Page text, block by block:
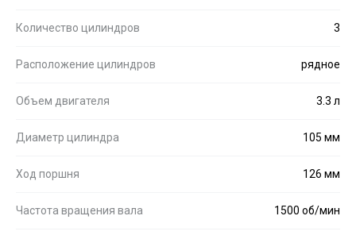
Количество цилиндров 3
Расположение цилиндров рядное
Объем двигателя 3.3 л
Диаметр цилиндра 105 мм
Ход поршня 126 мм
Частота вращения вала 1500 об/мин